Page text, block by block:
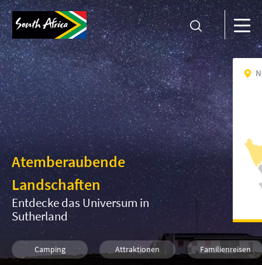
Atemberaubende
Landschaften
Entdecke das Universum in
Sutherland
Camping Attraktionen Familienreisen